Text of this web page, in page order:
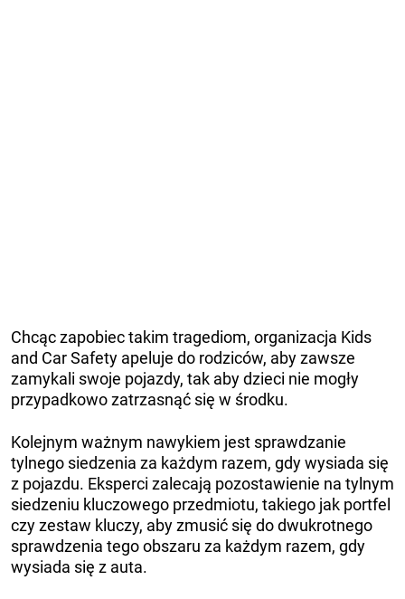
Chcąc zapobiec takim tragediom, organizacja Kids
and Car Safety apeluje do rodziców, aby zawsze
zamykali swoje pojazdy, tak aby dzieci nie mogły
przypadkowo zatrzasnąć się w środku.
Kolejnym ważnym nawykiem jest sprawdzanie
tylnego siedzenia za każdym razem, gdy wysiada się
z pojazdu. Eksperci zalecają pozostawienie na tylnym
siedzeniu kluczowego przedmiotu, takiego jak portfel
czy zestaw kluczy, aby zmusić się do dwukrotnego
sprawdzenia tego obszaru za każdym razem, gdy
wysiada się z auta.